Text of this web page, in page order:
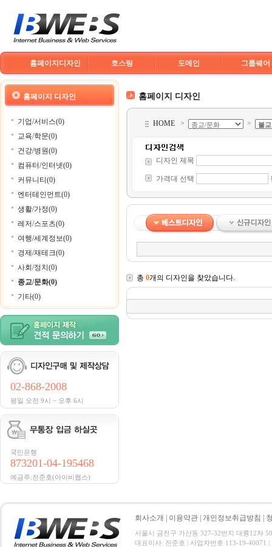
홈페이지디자인 호스팅 도메인 그룹웨어
홈페이지 디자인
기업/서비스(0)
교육/학문(0)
건강/병원(0)
컴퓨터/인터넷(0)
커뮤니티(0)
엔터테인먼트(0)
생활/가정(0)
레저/스포츠(0)
여행/세계정보(0)
경제/재테크(0)
사회/정치(0)
종교/문화(0)
기타(0)
02-868-2008
평일 오전 9시 ~ 오후 6시
국민은행
873201-04-195468
예금주:전준호(아이비웹스)
홈페이지 디자인
HOME > >
디자인 제목
가격대 선택
총 0개의 디자인을 찾았습니다.
회사소개 이용약관 개인정보취급방침
서울시 금천구 가산동 327-32번지 대륭12차
대표이사: 전준호 | 사업자번호 113-19-40071 |